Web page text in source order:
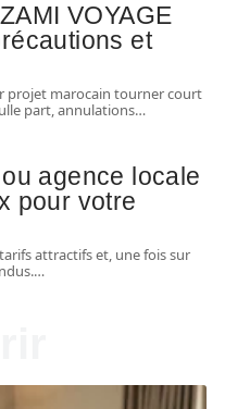
VOYAGE
et
projet marocain tourner court
part, annulations…
agence locale
pour votre
attractifs et, une fois sur
…